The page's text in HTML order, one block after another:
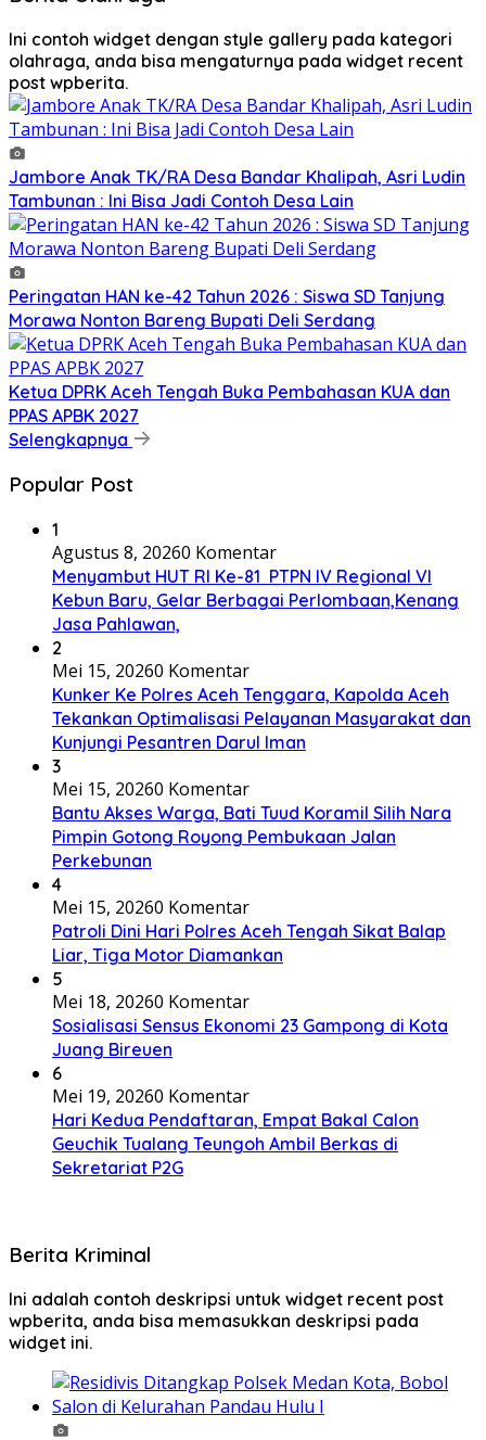
Ini contoh widget dengan style gallery pada kategori
olahraga, anda bisa mengaturnya pada widget recent
post wpberita.
Jambore Anak TK/RA Desa Bandar Khalipah, Asri Ludin
Tambunan : Ini Bisa Jadi Contoh Desa Lain
Peringatan HAN ke-42 Tahun 2026 : Siswa SD Tanjung
Morawa Nonton Bareng Bupati Deli Serdang
Ketua DPRK Aceh Tengah Buka Pembahasan KUA dan
PPAS APBK 2027
Selengkapnya
Popular Post
1
Agustus 8, 20260 Komentar
Menyambut HUT RI Ke-81 PTPN IV Regional VI
Kebun Baru, Gelar Berbagai Perlombaan,Kenang
Jasa Pahlawan,
2
Mei 15, 20260 Komentar
Kunker Ke Polres Aceh Tenggara, Kapolda Aceh
Tekankan Optimalisasi Pelayanan Masyarakat dan
Kunjungi Pesantren Darul Iman
3
Mei 15, 20260 Komentar
Bantu Akses Warga, Bati Tuud Koramil Silih Nara
Pimpin Gotong Royong Pembukaan Jalan
Perkebunan
4
Mei 15, 20260 Komentar
Patroli Dini Hari Polres Aceh Tengah Sikat Balap
Liar, Tiga Motor Diamankan
5
Mei 18, 20260 Komentar
Sosialisasi Sensus Ekonomi 23 Gampong di Kota
Juang Bireuen
6
Mei 19, 20260 Komentar
Hari Kedua Pendaftaran, Empat Bakal Calon
Geuchik Tualang Teungoh Ambil Berkas di
Sekretariat P2G
Berita Kriminal
Ini adalah contoh deskripsi untuk widget recent post
wpberita, anda bisa memasukkan deskripsi pada
widget ini.